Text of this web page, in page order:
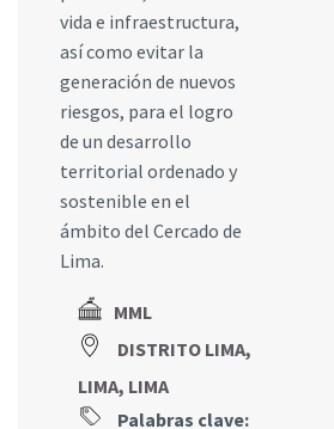
vida e infraestructura,
así como evitar la
generación de nuevos
riesgos, para el logro
de un desarrollo
territorial ordenado y
sostenible en el
ámbito del Cercado de
Lima.
MML
DISTRITO LIMA,
LIMA, LIMA
Palabras clave: